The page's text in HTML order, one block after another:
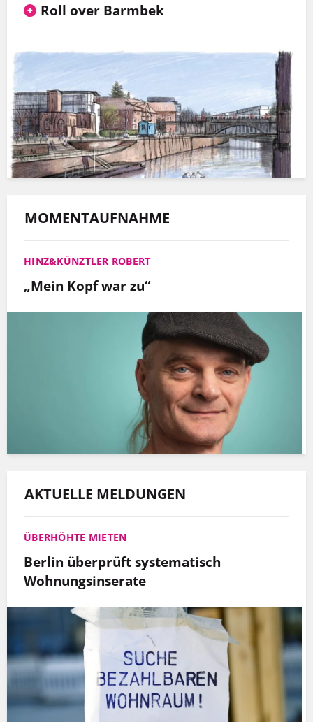
Roll over Barmbek
MOMENTAUFNAHME
HINZ&KÜNZTLER ROBERT
„Mein Kopf war zu“
AKTUELLE MELDUNGEN
ÜBERHÖHTE MIETEN
Berlin überprüft systematisch
Wohnungsinserate